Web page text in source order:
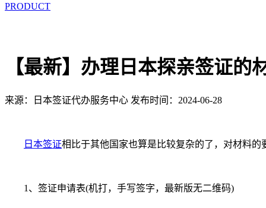
PRODUCT
【最新】办理日本探亲签证的
来源：日本签证代办服务中心 发布时间：2024-06-28
日本签证相比于其他国家也算是比较复杂的了，对材料
1、签证申请表(机打，手写签字，最新版无二维码)